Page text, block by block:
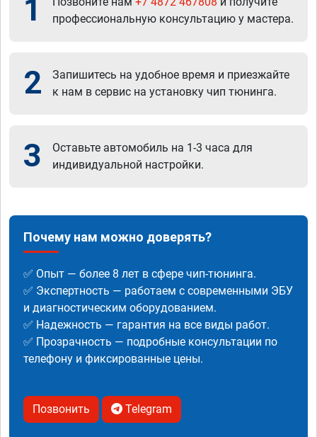
1
профессиональную консультацию у мастера.
2
Запишитесь на удобное время и приезжайте
к нам в сервис на установку чип тюнинга.
3
Оставьте автомобиль на 1-3 часа для
индивидуальной настройки.
Почему нам можно доверять?
✅ Опыт — более 8 лет в сфере чип-тюнинга.
✅ Экспертность — работаем с современными ЭБУ
и диагностическим оборудованием.
✅ Надежность — гарантия на все виды работ.
✅ Прозрачность — подробные консультации по
телефону и фиксированные цены.
Позвонить Telegram